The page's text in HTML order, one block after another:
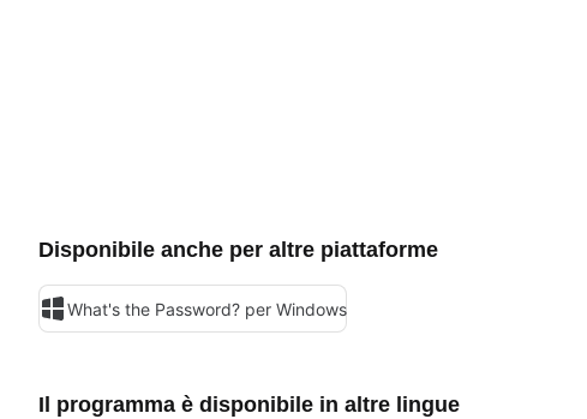
Disponibile anche per altre piattaforme
What's the Password? per Windows
Il programma è disponibile in altre lingue